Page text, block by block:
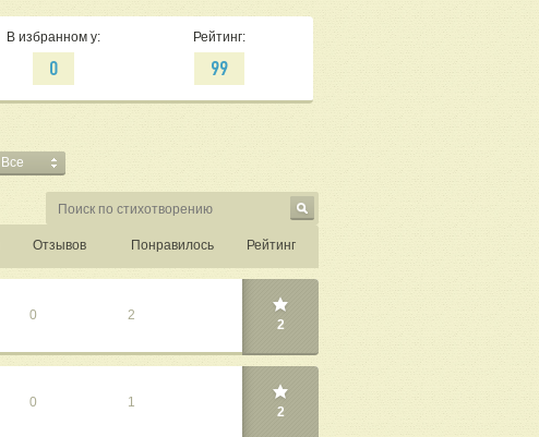
В избранном у:
0
Рейтинг:
99
Все
Отзывов Понравилось Рейтинг
0 2
2
0 1
2